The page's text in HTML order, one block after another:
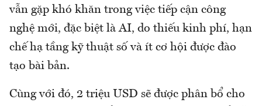
vẫn gặp khó khăn trong việc tiếp cận công
nghệ mới, đặc biệt là AI, do thiếu kinh phí, hạn
chế hạ tầng kỹ thuật số và ít cơ hội được đào
tạo bài bản.
Cùng với đó, 2 triệu USD sẽ được phân bổ cho